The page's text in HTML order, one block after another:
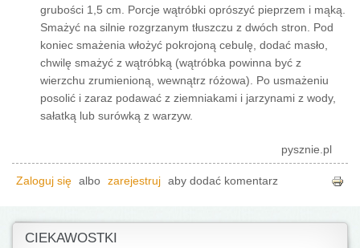
grubości 1,5 cm. Porcje wątróbki oprószyć pieprzem i mąką.
Smażyć na silnie rozgrzanym tłuszczu z dwóch stron. Pod
koniec smażenia włożyć pokrojoną cebulę, dodać masło,
chwilę smażyć z wątróbką (wątróbka powinna być z
wierzchu zrumienioną, wewnątrz różowa). Po usmażeniu
posolić i zaraz podawać z ziemniakami i jarzynami z wody,
sałatką lub surówką z warzyw.
pysznie.pl
Zaloguj się albo zarejestruj aby dodać komentarz
CIEKAWOSTKI